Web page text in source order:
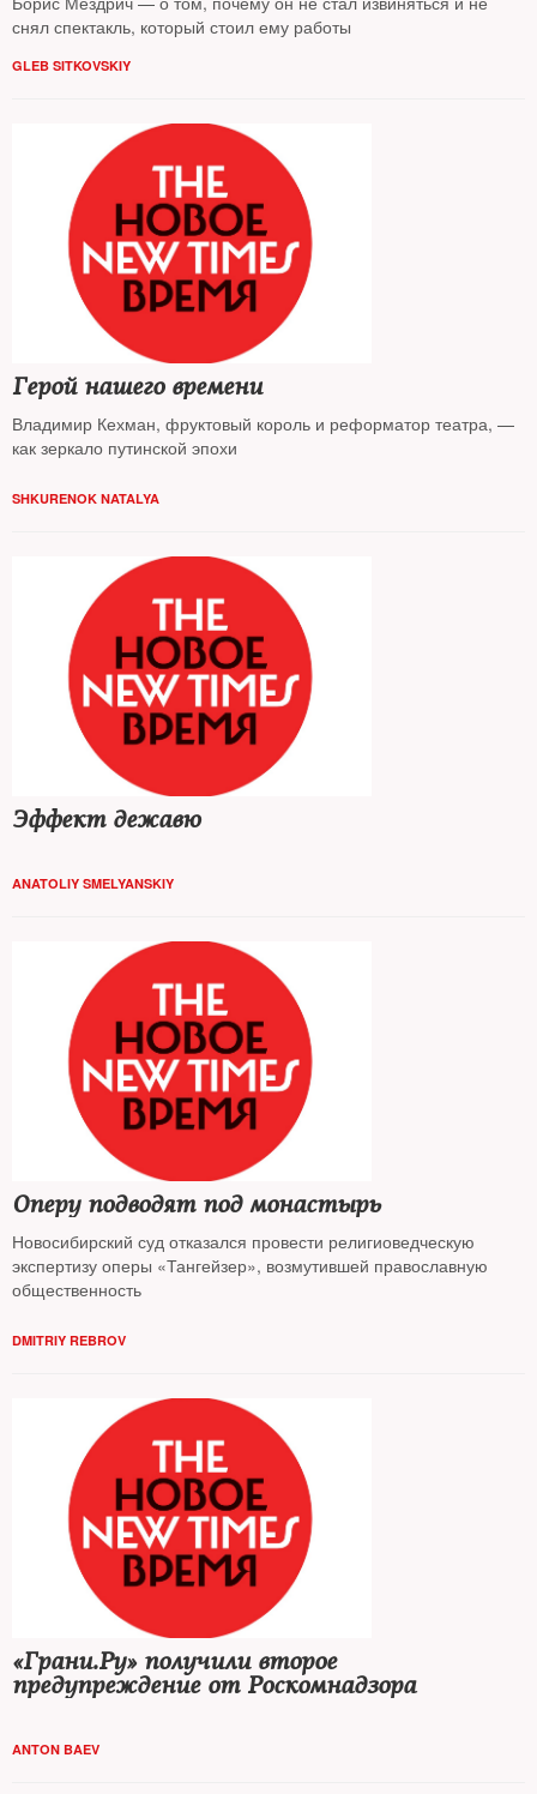
снял спектакль, который стоил ему работы
GLEB SITKOVSKIY
Герой нашего времени
Владимир Кехман, фруктовый король и реформатор театра, —
как зеркало путинской эпохи
SHKURENOK NATALYA
Эффект дежавю
ANATOLIY SMELYANSKIY
Оперу подводят под монастырь
Новосибирский суд отказался провести религиоведческую
экспертизу оперы «Тангейзер», возмутившей православную
общественность
DMITRIY REBROV
«Грани.Ру» получили второе
предупреждение от Роскомнадзора
ANTON BAEV